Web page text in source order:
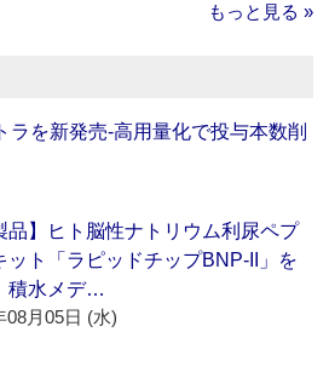
もっと見る »
ラを新発売‐高用量化で投与本数削
品】ヒト脳性ナトリウム利尿ペプ
ット「ラピッドチップBNP-II」を
水メデ…
08月05日 (水)